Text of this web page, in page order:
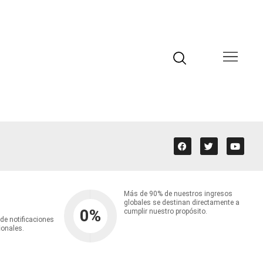
notificaciones
0%
Más de 90% de nuestros ingresos
globales se destinan directamente a
cumplir nuestro propósito.